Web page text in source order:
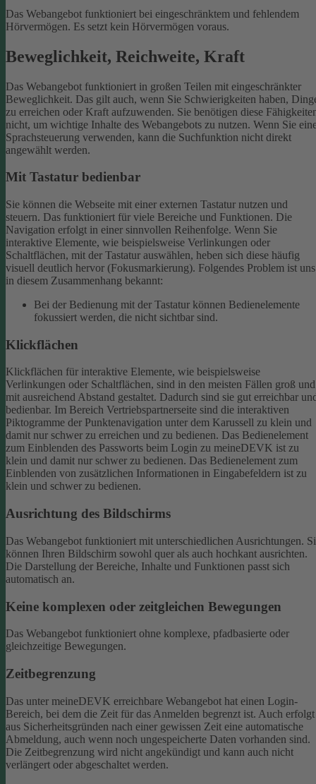
Das Webangebot funktioniert bei eingeschränktem und fehlendem
Hörvermögen. Es setzt kein Hörvermögen voraus.
Beweglichkeit, Reichweite, Kraft
Das Webangebot funktioniert in großen Teilen mit eingeschränkter
Beweglichkeit. Das gilt auch, wenn Sie Schwierigkeiten haben,
zu erreichen oder Kraft aufzuwenden. Sie benötigen diese
nicht, um wichtige Inhalte des Webangebots zu nutzen. Wenn Sie
Sprachsteuerung verwenden, kann die Suchfunktion nicht direkt
angewählt werden.
Mit Tastatur bedienbar
Sie können die Webseite mit einer externen Tastatur nutzen und
steuern. Das funktioniert für viele Bereiche und Funktionen. Die
Navigation erfolgt in einer sinnvollen Reihenfolge. Wenn Sie
interaktive Elemente, wie beispielsweise Verlinkungen oder
Schaltflächen, mit der Tastatur auswählen, heben sich diese häufig
visuell deutlich hervor (Fokusmarkierung). Folgendes Problem ist uns
in diesem Zusammenhang bekannt:
Bei der Bedienung mit der Tastatur können Bedienelemente
fokussiert werden, die nicht sichtbar sind.
Klickflächen
Klickflächen für interaktive Elemente, wie beispielsweise
Verlinkungen oder Schaltflächen, sind in den meisten Fällen groß und
mit ausreichend Abstand gestaltet. Dadurch sind sie gut erreichbar
bedienbar. Im Bereich Vertriebspartnerseite sind die interaktiven
Piktogramme der Punktenavigation unter dem Karussell zu klein und
damit nur schwer zu erreichen und zu bedienen. Das Bedienelement
zum Einblenden des Passworts beim Login zu meineDEVK ist zu
klein und damit nur schwer zu bedienen. Das Bedienelement zum
Einblenden von zusätzlichen Informationen in Eingabefeldern ist zu
klein und schwer zu bedienen.
Ausrichtung des Bildschirms
Das Webangebot funktioniert mit unterschiedlichen Ausrichtungen.
können Ihren Bildschirm sowohl quer als auch hochkant ausrichten.
Die Darstellung der Bereiche, Inhalte und Funktionen passt sich
automatisch an.
Keine komplexen oder zeitgleichen Bewegungen
Das Webangebot funktioniert ohne komplexe, pfadbasierte oder
gleichzeitige Bewegungen.
Zeitbegrenzung
Das unter meineDEVK erreichbare Webangebot hat einen Login-
Bereich, bei dem die Zeit für das Anmelden begrenzt ist. Auch erfolgt
aus Sicherheitsgründen nach einer gewissen Zeit eine automatische
Abmeldung, auch wenn noch ungespeicherte Daten vorhanden sind.
Die Zeitbegrenzung wird nicht angekündigt und kann auch nicht
verlängert oder abgeschaltet werden.